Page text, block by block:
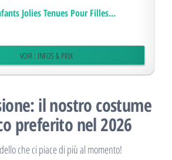
Jolies Tenues Pour Filles...
VOIR : INFOS & PRIX
il nostro costume
preferito nel 2026
che ci piace di più al momento!